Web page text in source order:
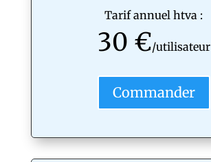
Tarif annuel htva :
30 €/utilisateur
Commander